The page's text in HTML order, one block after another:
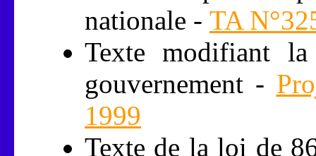
nationale - TA
Texte modifiant
gouvernement -
1999
Texte de la loi de